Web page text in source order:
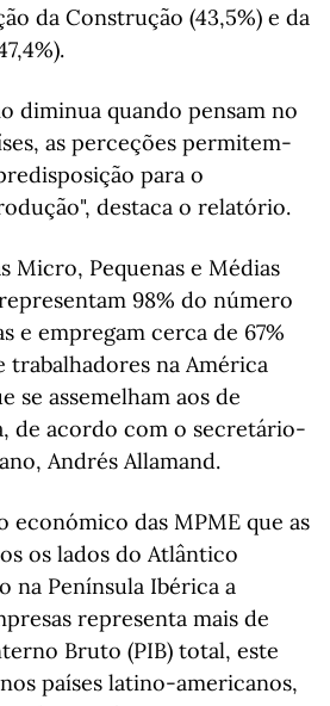
da Construção (43,5%) e da
diminua quando pensam no
as perceções permitem-
para o
destaca o relatório.
Micro, Pequenas e Médias
98% do número
e empregam cerca de 67%
na América
se assemelham aos de
de acordo com o secretário-
Andrés Allamand.
económico das MPME que as
os lados do Atlântico
na Península Ibérica a
representa mais de
Bruto (PIB) total, este
países latino-americanos,